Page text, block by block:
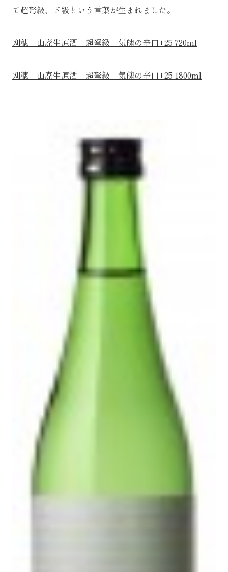
て超弩級、ド級という言葉が生まれました。
刈穂 山廃生原酒 超弩級 気魄の辛口+25 720ml
刈穂 山廃生原酒 超弩級 気魄の辛口+25 1800ml